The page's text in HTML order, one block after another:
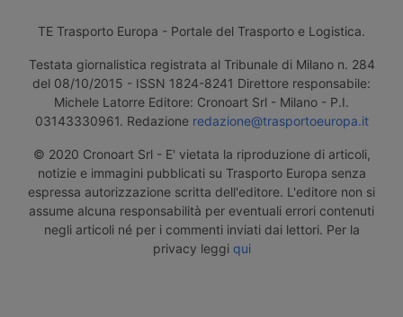
TE Trasporto Europa - Portale del Trasporto e Logistica.
Testata giornalistica registrata al Tribunale di Milano n. 284
del 08/10/2015 - ISSN 1824-8241 Direttore responsabile:
Michele Latorre Editore: Cronoart Srl - Milano - P.I.
03143330961. Redazione redazione@trasportoeuropa.it
© 2020 Cronoart Srl - E' vietata la riproduzione di articoli,
notizie e immagini pubblicati su Trasporto Europa senza
espressa autorizzazione scritta dell'editore. L'editore non si
assume alcuna responsabilità per eventuali errori contenuti
negli articoli né per i commenti inviati dai lettori. Per la
privacy leggi qui